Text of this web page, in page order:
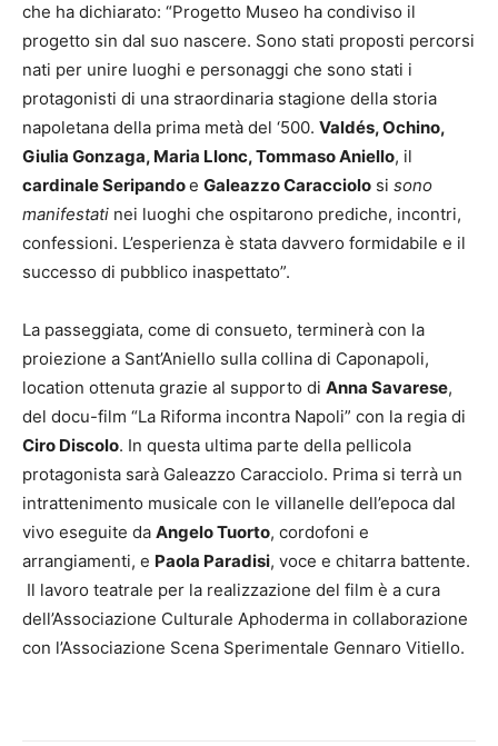
che ha dichiarato: “Progetto Museo ha condiviso il
progetto sin dal suo nascere. Sono stati proposti percorsi
nati per unire luoghi e personaggi che sono stati i
protagonisti di una straordinaria stagione della storia
napoletana della prima metà del ‘500. Valdés, Ochino,
Giulia Gonzaga, Maria Llonc, Tommaso Aniello, il
cardinale Seripandoe Galeazzo Caracciolo si sono
manifestati nei luoghi che ospitarono prediche, incontri,
confessioni. L’esperienza è stata davvero formidabile e il
successo di pubblico inaspettato”.
La passeggiata, come di consueto, terminerà con la
proiezione a Sant’Aniello sulla collina di Caponapoli,
location ottenuta grazie al supporto di Anna Savarese,
del docu-film “La Riforma incontra Napoli” con la regia di
Ciro Discolo. In questa ultima parte della pellicola
protagonista sarà Galeazzo Caracciolo. Prima si terrà un
intrattenimento musicale con le villanelle dell’epoca dal
vivo eseguite da Angelo Tuorto, cordofoni e
arrangiamenti, e Paola Paradisi, voce e chitarra battente.
Il lavoro teatrale per la realizzazione del film è a cura
dell’Associazione Culturale Aphoderma in collaborazione
con l’Associazione Scena Sperimentale Gennaro Vitiello.